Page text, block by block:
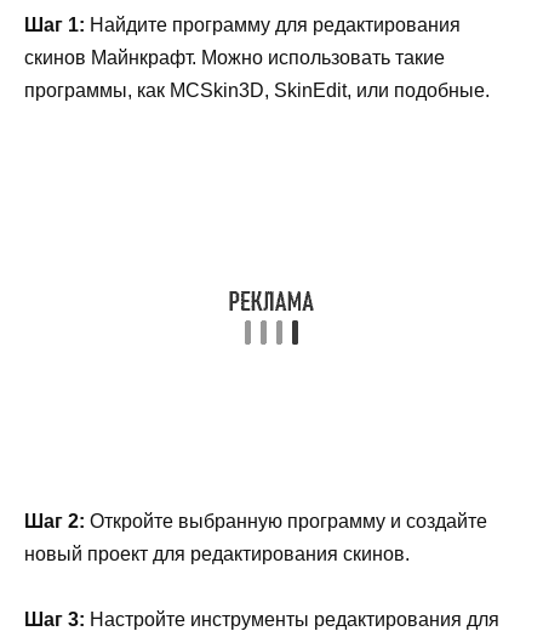
Шаг 1: Найдите программу для редактирования
скинов Майнкрафт. Можно использовать такие
программы, как MCSkin3D, SkinEdit, или подобные.
Шаг 2: Откройте выбранную программу и создайте
новый проект для редактирования скинов.
Шаг 3: Настройте инструменты редактирования для